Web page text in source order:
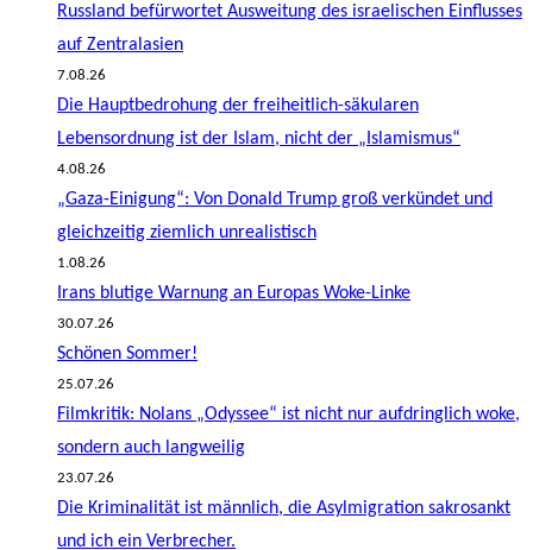
Russland befürwortet Ausweitung des israelischen Einflusses
auf Zentralasien
7.08.26
Die Hauptbedrohung der freiheitlich-säkularen
Lebensordnung ist der Islam, nicht der „Islamismus“
4.08.26
„Gaza-Einigung“: Von Donald Trump groß verkündet und
gleichzeitig ziemlich unrealistisch
1.08.26
Irans blutige Warnung an Europas Woke-Linke
30.07.26
Schönen Sommer!
25.07.26
Filmkritik: Nolans „Odyssee“ ist nicht nur aufdringlich woke,
sondern auch langweilig
23.07.26
Die Kriminalität ist männlich, die Asylmigration sakrosankt
und ich ein Verbrecher.